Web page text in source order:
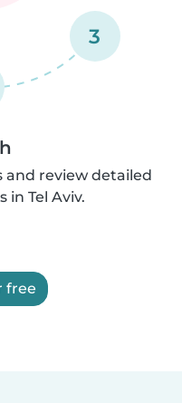
3
and review detailed
in Tel Aviv.
free